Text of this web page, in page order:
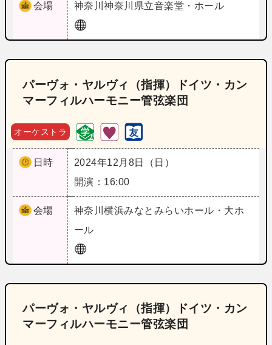
会場 神奈川神奈川県立音楽堂・ホール
パーヴォ・ヤルヴィ（指揮）ドイツ・カン
マーフィルハーモニー管弦楽団
オーケストラ
日時
2024年12月8日（日）
開演：16:00
会場 神奈川横浜みなとみらいホール・大ホ
ール
パーヴォ・ヤルヴィ（指揮）ドイツ・カン
マーフィルハーモニー管弦楽団